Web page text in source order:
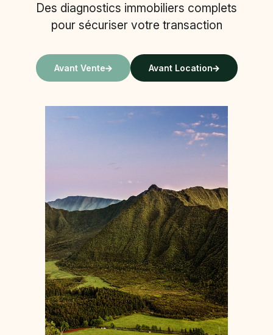
Des diagnostics immobiliers complets
pour sécuriser votre transaction
Avant Vente Avant Location